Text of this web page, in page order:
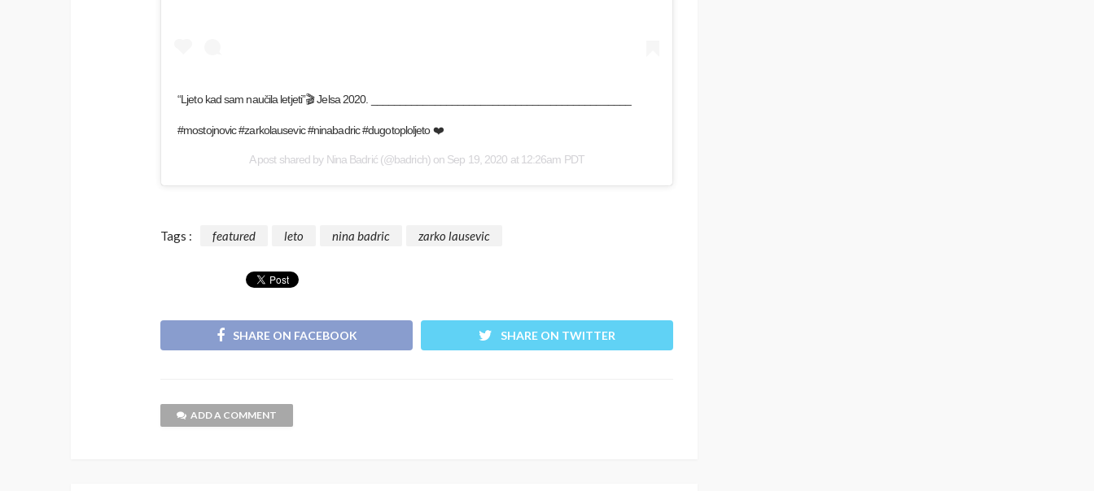
“Ljeto kad sam naučila letjeti”🎬 Jelsa 2020. _____________________________________________
#mostojnovic #zarkolausevic #ninabadric #dugotoploljeto ❤️
A post shared by Nina Badrić(@badrich) on Sep 19, 2020 at 12:26am PDT
Tags : featured leto nina badric zarko lausevic
SHARE ON FACEBOOK SHARE ON TWITTER
ADD A COMMENT